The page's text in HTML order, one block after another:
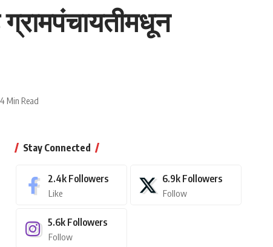
4 Min Read
Stay Connected
2.4k Followers
Like
6.9k Followers
Follow
5.6k Followers
Follow